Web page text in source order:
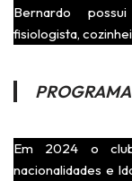
Bernardo
fisiologista,
Em 2024 o
nacionalidades e